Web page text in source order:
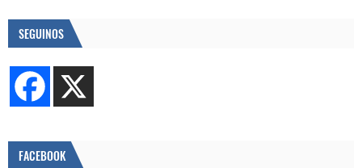
SEGUINOS
FACEBOOK